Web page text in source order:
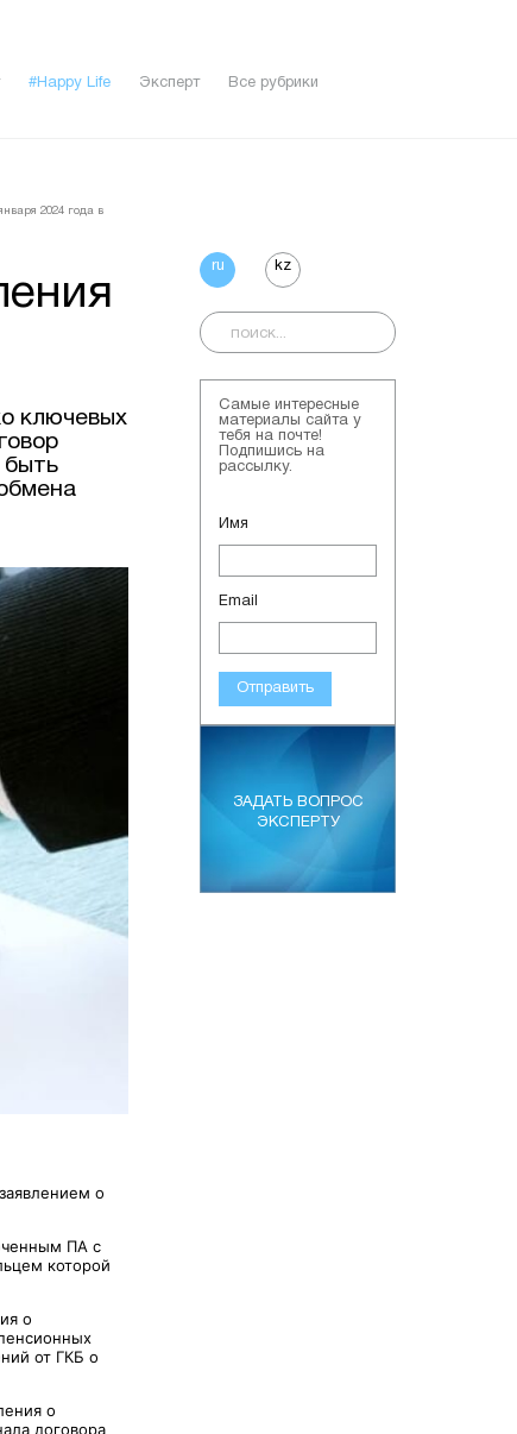
#Happy Life Эксперт Все рубрики
2024 года в
ключевых
быть
о
ПА с
которой
о
от ГКБ о
о
договора
ru kz
Самые интересные
материалы сайта у
тебя на почте!
Подпишись на
рассылку.
Имя
Email
Отправить
ЗАДАТЬ ВОПРОС
ЭКСПЕРТУ